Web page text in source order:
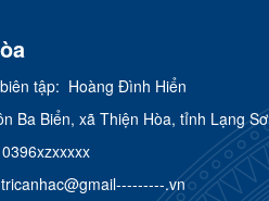
tập: Hoàng Đình Hiển
Ba Biển, xã Thiện Hòa, tỉnh Lạng
0396xzxxxxx
.vn